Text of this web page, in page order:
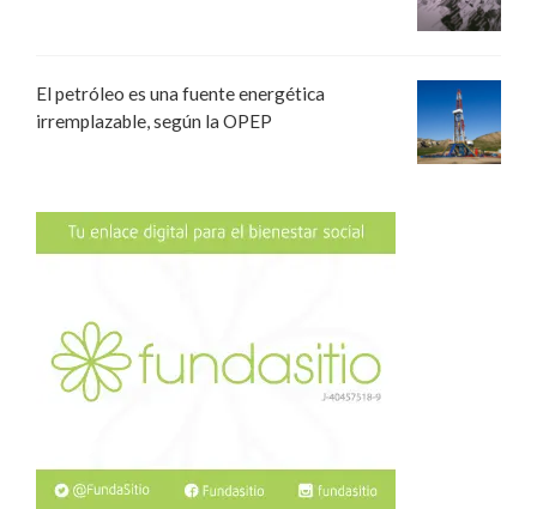
El petróleo es una fuente energética
irremplazable, según la OPEP